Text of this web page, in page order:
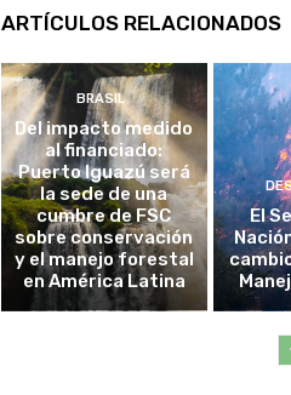
ARTÍCULOS RELACIONADOS
BRASIL
Del impacto medido
al financiado:
Puerto Iguazú será
la sede de una
cumbre de FSC
sobre conservación
y el manejo forestal
en América Latina
El